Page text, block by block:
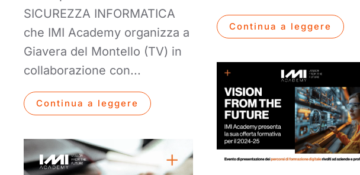
SICUREZZA INFORMATICA
che IMI Academy organizza a
Giavera del Montello (TV) in
collaborazione con...
Continua a leggere
Continua a leggere